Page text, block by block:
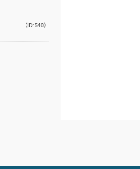
（ID:540）